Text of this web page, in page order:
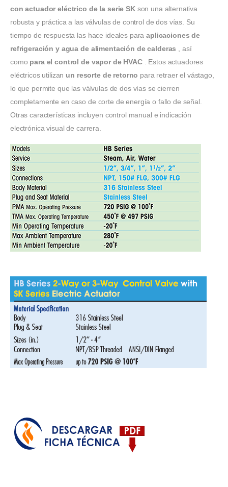
con actuador eléctrico de la serie SKson una alternativa
robusta y práctica a las válvulas de control de dos vías. Su
tiempo de respuesta las hace ideales paraaplicaciones de
refrigeración y agua de alimentación de calderas , así
como para el control de vapor de HVAC. Estos actuadores
eléctricos utilizan un resorte de retorno para retraer el vástago,
lo que permite que las válvulas de dos vías se cierren
completamente en caso de corte de energía o fallo de señal.
Otras características incluyen control manual e indicación
electrónica visual de carrera.